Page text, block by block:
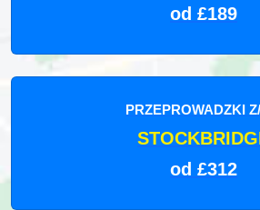
od £189
PRZEPROWADZKI
od £312